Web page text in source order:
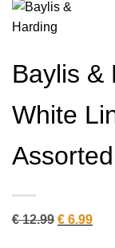
Baylis &
White
€12.99 € 6.99